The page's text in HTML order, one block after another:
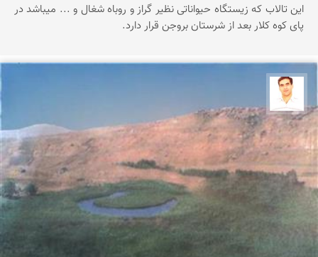
این تالاب که زیستگاه حیواناتی نظیر گراز و روباه شغال و ... میباشد در
پای کوه کلار بعد از شرستان بروجن قرار دارد.